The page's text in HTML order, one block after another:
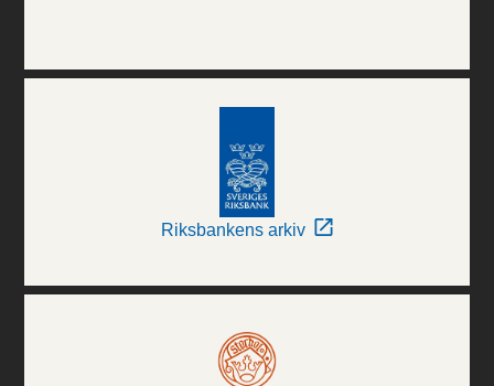
Riksbankens arkiv